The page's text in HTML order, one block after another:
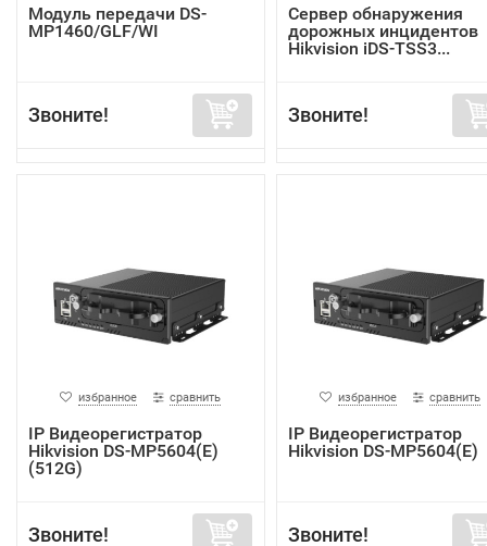
Модуль передачи DS-
MP1460/GLF/WI
Звоните!
Сервер обнаружения
дорожных инцидентов
Hikvision iDS-TSS3...
Звоните!
избранное сравнить
IP Видеорегистратор
Hikvision DS-MP5604(E)
(512G)
Звоните!
избранное сравнить
IP Видеорегистратор
Hikvision DS-MP5604(E)
Звоните!